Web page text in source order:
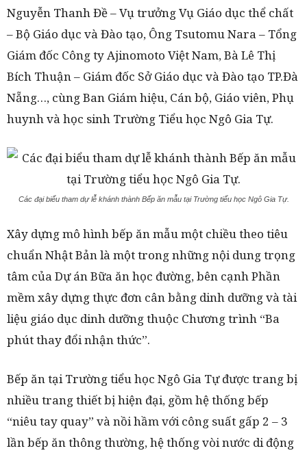
Nguyễn Thanh Đề – Vụ trưởng Vụ Giáo dục thể chất
– Bộ Giáo dục và Đào tạo, Ông Tsutomu Nara – Tổng
Giám đốc Công ty Ajinomoto Việt Nam, Bà Lê Thị
Bích Thuận – Giám đốc Sở Giáo dục và Đào tạo TP.Đà
Nẵng…, cùng Ban Giám hiệu, Cán bộ, Giáo viên, Phụ
huynh và học sinh Trường Tiểu học Ngô Gia Tự.
Các đại biểu tham dự lễ khánh thành Bếp ăn mẫu tại Trường tiểu học Ngô Gia Tự.
Xây dựng mô hình bếp ăn mẫu một chiều theo tiêu
chuẩn Nhật Bản là một trong những nội dung trọng
tâm của Dự án Bữa ăn học đường, bên cạnh Phần
mềm xây dựng thực đơn cân bằng dinh dưỡng và tài
liệu giáo dục dinh dưỡng thuộc Chương trình “Ba
phút thay đổi nhận thức”.
Bếp ăn tại Trường tiểu học Ngô Gia Tự được trang bị
nhiều trang thiết bị hiện đại, gồm hệ thống bếp
“niêu tay quay” và nồi hầm với công suất gấp 2 – 3
lần bếp ăn thông thường, hệ thống vòi nước di động